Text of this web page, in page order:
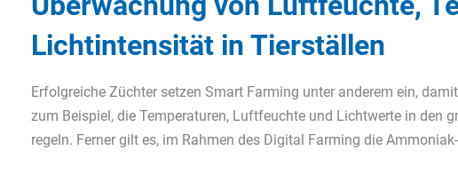
Lichtintensität in Tierställen
Erfolgreiche Züchter setzen Smart Farming unter anderem ein,
zum Beispiel, die Temperaturen, Luftfeuchte und Lichtwerte in den
regeln. Ferner gilt es, im Rahmen des Digital Farming die